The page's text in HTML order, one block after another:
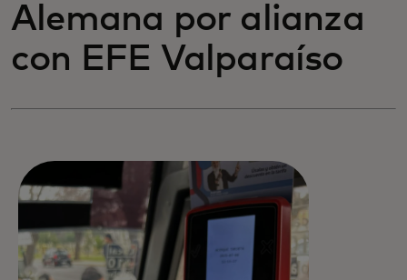
Alemana por alianza
con EFE Valparaíso